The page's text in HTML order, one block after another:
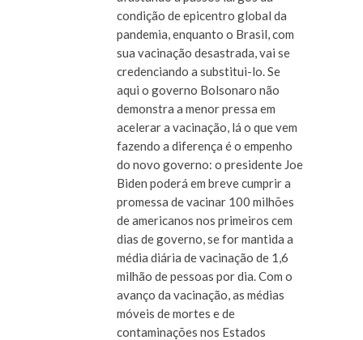
condição de epicentro global da
pandemia, enquanto o Brasil, com
sua vacinação desastrada, vai se
credenciando a substitui-lo. Se
aqui o governo Bolsonaro não
demonstra a menor pressa em
acelerar a vacinação, lá o que vem
fazendo a diferença é o empenho
do novo governo: o presidente Joe
Biden poderá em breve cumprir a
promessa de vacinar 100 milhões
de americanos nos primeiros cem
dias de governo, se for mantida a
média diária de vacinação de 1,6
milhão de pessoas por dia. Com o
avanço da vacinação, as médias
móveis de mortes e de
contaminações nos Estados